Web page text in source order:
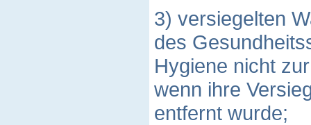
3) versiegelten
des
Hygiene nicht
wenn ihre
entfernt wurde;